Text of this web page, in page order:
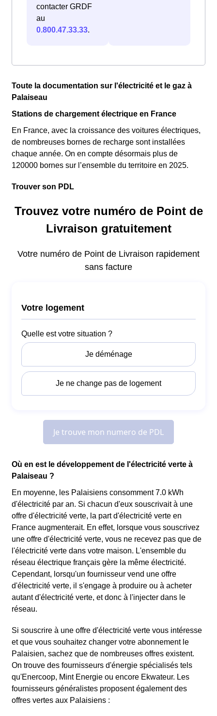
contacter GRDF
au
0.800.47.33.33.
Toute la documentation sur l'électricité et le gaz à
Palaiseau
Stations de chargement électrique en France
En France, avec la croissance des voitures électriques,
de nombreuses bornes de recharge sont installées
chaque année. On en compte désormais plus de
120000 bornes sur l’ensemble du territoire en 2025.
Trouver son PDL
Où en est le développement de l'électricité verte à
Palaiseau ?
En moyenne, les Palaisiens consomment 7.0 kWh
d'électricité par an. Si chacun d'eux souscrivait à une
offre d'électricité verte, la part d'électricité verte en
France augmenterait. En effet, lorsque vous souscrivez
une offre d'électricité verte, vous ne recevez pas que de
l'électricité verte dans votre maison. L'ensemble du
réseau électrique français gère la même électricité.
Cependant, lorsqu'un fournisseur vend une offre
d'électricité verte, il s'engage à produire ou à acheter
autant d'électricité verte, et donc à l'injecter dans le
réseau.
Si souscrire à une offre d'électricité verte vous intéresse
et que vous souhaitez changer votre abonnement le
Palaisien, sachez que de nombreuses offres existent.
On trouve des fournisseurs d'énergie spécialisés tels
qu'Enercoop, Mint Energie ou encore Ekwateur. Les
fournisseurs généralistes proposent également des
offres vertes aux Palaisiens :